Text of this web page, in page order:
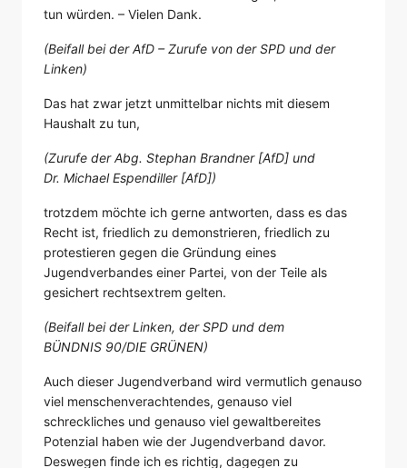
tun würden. – Vielen Dank.
(Beifall bei der AfD – Zurufe von der SPD und der
Linken)
Das hat zwar jetzt unmittelbar nichts mit diesem
Haushalt zu tun,
(Zurufe der Abg. Stephan Brandner [AfD] und
Dr. Michael Espendiller [AfD])
trotzdem möchte ich gerne antworten, dass es das
Recht ist, friedlich zu demonstrieren, friedlich zu
protestieren gegen die Gründung eines
Jugendverbandes einer Partei, von der Teile als
gesichert rechtsextrem gelten.
(Beifall bei der Linken, der SPD und dem
BÜNDNIS 90/DIE GRÜNEN)
Auch dieser Jugendverband wird vermutlich genauso
viel menschenverachtendes, genauso viel
schreckliches und genauso viel gewaltbereites
Potenzial haben wie der Jugendverband davor.
Deswegen finde ich es richtig, dagegen zu